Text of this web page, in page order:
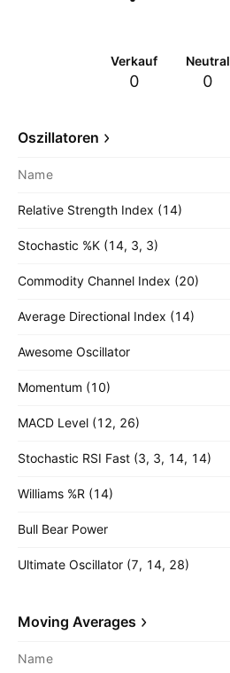
Verkauf
0
Neutral
0
Oszillatoren
Name
Relative Strength Index (14)
Stochastic %K (14, 3, 3)
Commodity Channel Index (20)
Average Directional Index (14)
Awesome Oscillator
Momentum (10)
MACD Level (12, 26)
Stochastic RSI Fast (3, 3, 14, 14)
Williams %R (14)
Bull Bear Power
Ultimate Oscillator (7, 14, 28)
Moving Averages
Name